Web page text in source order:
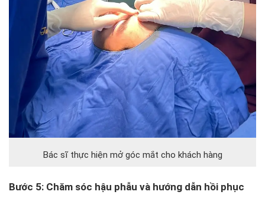
Bác sĩ thực hiện mở góc mắt cho khách hàng
Bước 5: Chăm sóc hậu phẫu và hướng dẫn hồi phục